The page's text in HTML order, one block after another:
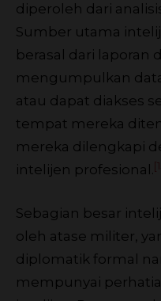
diperoleh dari
Sumber utama
berasal dari laporan
mengumpulkan
atau dapat diakses
tempat mereka
mereka dilengkapi
intelijen profesional.
Sebagian besar
oleh atase militer,
diplomatik formal
mempunyai